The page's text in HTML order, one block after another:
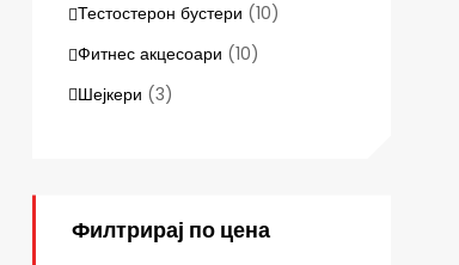
Тестостерон бустери (10)
Фитнес акцесоари (10)
Шејкери (3)
Филтрирај по цена